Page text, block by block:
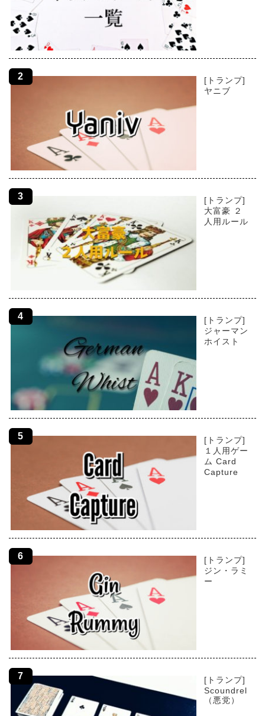
[トランプ]
ヤニブ
[トランプ]
大富豪 ２
人用ルール
[トランプ]
ジャーマン
ホイスト
[トランプ]
１人用ゲー
ム Card
Capture
[トランプ]
ジン・ラミ
ー
[トランプ]
Scoundrel
（悪党）